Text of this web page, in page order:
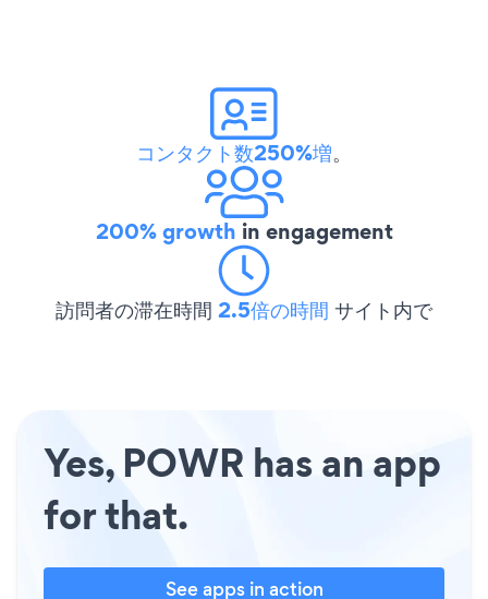
コンタクト数250%増。
200% growth in engagement
訪問者の滞在時間 2.5倍の時間 サイト内で
Yes, POWR has an app
for that.
See apps in action